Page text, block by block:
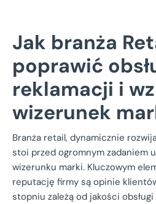
Jak branża
poprawić
reklamacji i
wizerunek
Branża retail, dynamicznie
stoi przed ogromnym zadaniem
wizerunku marki. Kluczowym
reputację firmy są opinie
stopniu zależą od jakości